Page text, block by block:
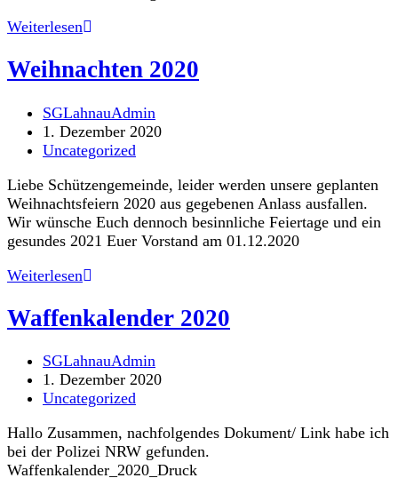
WeiterlesenWeihnachtsgrüße
Weihnachten 2020
Beitrags-
Autor:
SGLahnauAdmin
Beitrag
veröffentlicht:
1. Dezember 2020
Beitrags-
Uncategorized
Liebe Schützengemeinde, leider werden unsere geplanten
Weihnachtsfeiern 2020 aus gegebenen Anlass ausfallen.
Wir wünsche Euch dennoch besinnliche Feiertage und ein
gesundes 2021 Euer Vorstand am 01.12.2020
WeiterlesenWeihnachten
Waffenkalender 2020
Beitrags-
Autor:
SGLahnauAdmin
Beitrag
veröffentlicht:
1. Dezember 2020
Beitrags-
Uncategorized
Hallo Zusammen, nachfolgendes Dokument/ Link habe ich
bei der Polizei NRW gefunden.
Waffenkalender_2020_Druck